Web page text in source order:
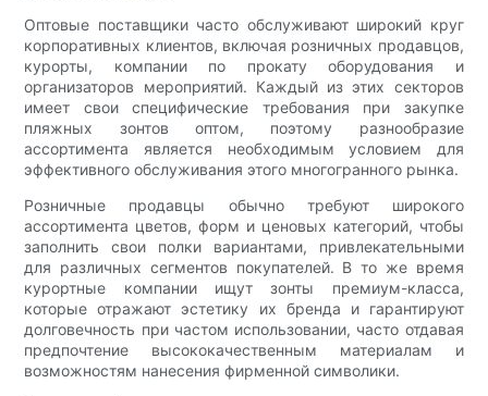
Оптовые поставщики часто обслуживают широкий круг
корпоративных клиентов, включая розничных продавцов,
курорты, компании по прокату оборудования и
организаторов мероприятий. Каждый из этих секторов
имеет свои специфические требования при закупке
пляжных зонтов оптом, поэтому разнообразие
ассортимента является необходимым условием для
эффективного обслуживания этого многогранного рынка.
Розничные продавцы обычно требуют широкого
ассортимента цветов, форм и ценовых категорий, чтобы
заполнить свои полки вариантами, привлекательными
для различных сегментов покупателей. В то же время
курортные компании ищут зонты премиум-класса,
которые отражают эстетику их бренда и гарантируют
долговечность при частом использовании, часто отдавая
предпочтение высококачественным материалам и
возможностям нанесения фирменной символики.